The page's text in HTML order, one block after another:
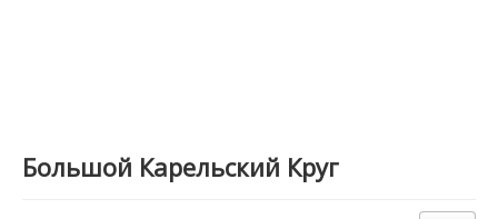
Большой Карельский Круг